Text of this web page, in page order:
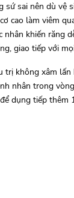
sứ sai nên dù vệ
cao làm viêm
khiến răng
giao tiếp với
không xâm lấn
nhân trong
dụng tiếp thêm